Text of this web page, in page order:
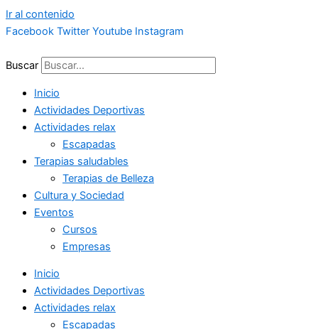
Ir al contenido
Facebook Twitter Youtube Instagram
Buscar
Inicio
Actividades Deportivas
Actividades relax
Escapadas
Terapias saludables
Terapias de Belleza
Cultura y Sociedad
Eventos
Cursos
Empresas
Inicio
Actividades Deportivas
Actividades relax
Escapadas